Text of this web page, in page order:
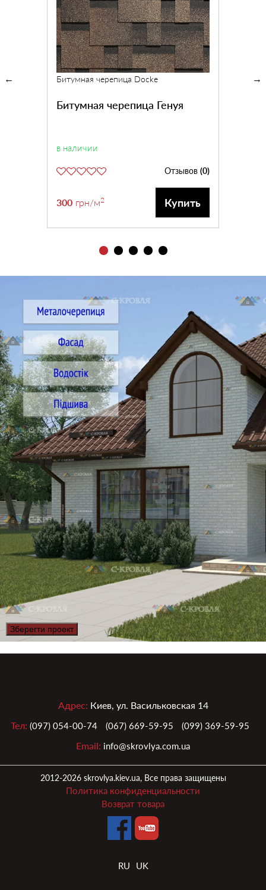
Битумная черепица Docke
Битумная черепица Генуя
в наличии
Отзывов (0)
300 грн/м2 Купить
Зберегти проект
Адрес: Киев, ул. Васильковская 14
Тел: (097) 054-00-74 (067) 669-59-95 (099) 369-59-95
Email: info@skrovlya.com.ua
2012-2026 skrovlya.kiev.ua, Все права защищены
Политика конфиденциальности
Возврат товара
RU UK